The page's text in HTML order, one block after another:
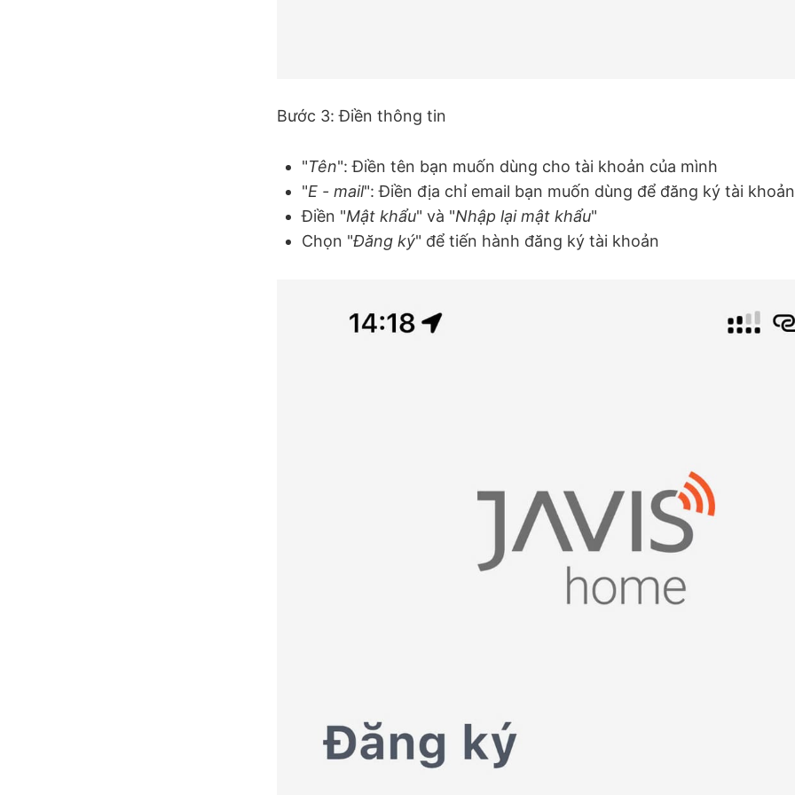
Bước 3: Điền thông tin
"Tên": Điền tên bạn muốn dùng cho tài khoản của mình
"E - mail": Điền địa chỉ email bạn muốn dùng để đăng ký tài
Điền "Mật khẩu" và "Nhập lại mật khẩu"
Chọn "Đăng ký" để tiến hành đăng ký tài khoản